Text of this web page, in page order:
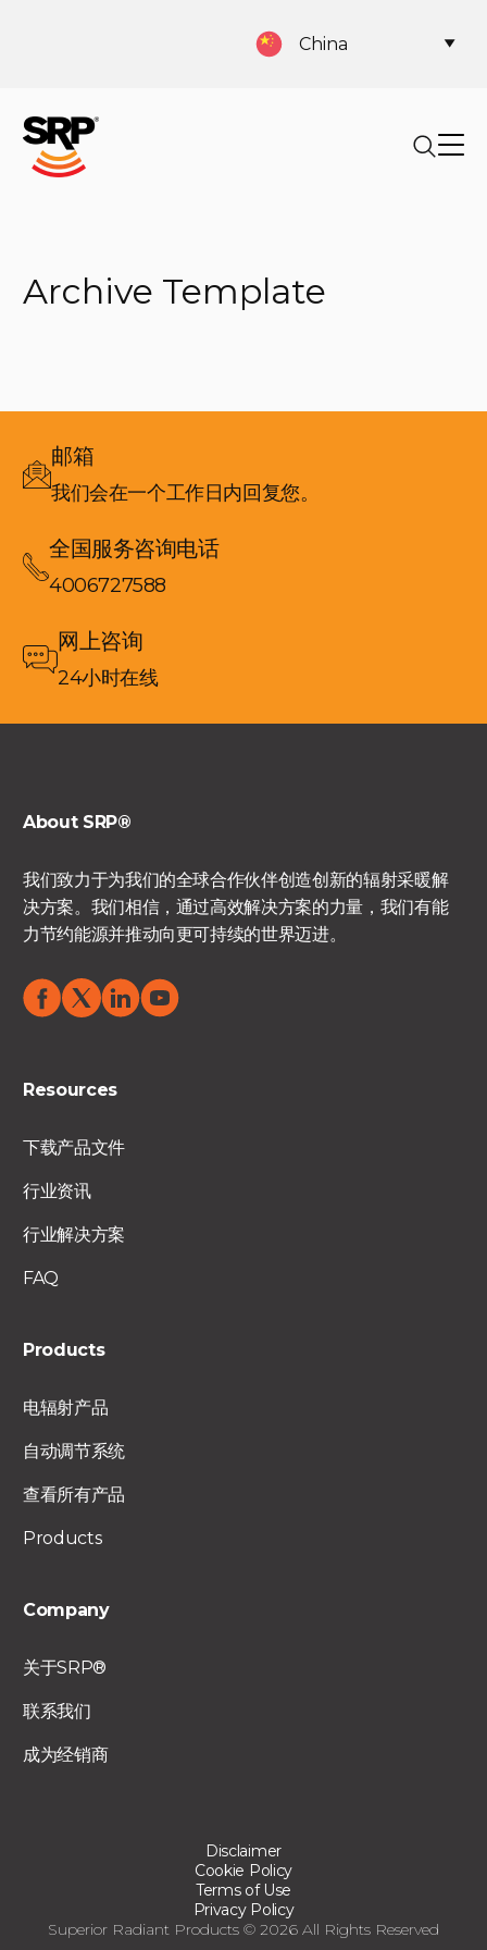
China
Archive Template
邮箱
我们会在一个工作日内回复您。
全国服务咨询电话
4006727588
网上咨询
24小时在线
About SRP®
我们致力于为我们的全球合作伙伴创造创新的辐射采暖解
决方案。我们相信，通过高效解决方案的力量，我们有能
力节约能源并推动向更可持续的世界迈进。
Resources
下载产品文件
行业资讯
行业解决方案
FAQ
Products
电辐射产品
自动调节系统
查看所有产品
Products
Company
关于SRP®
联系我们
成为经销商
Superior Radiant Products © 2026 All Rights Reserved
Privacy Policy
Terms of Use
Cookie Policy
Disclaimer